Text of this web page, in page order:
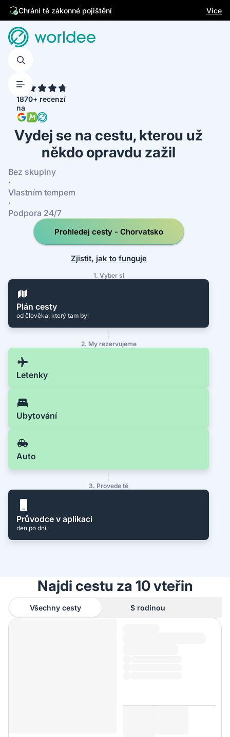
Chrání tě zákonné pojištění
Jsme česká firma Více
1870+ recenzí
na
Vydej se na cestu, kterou už
někdo opravdu zažil
Bez skupiny
·
Vlastním tempem
·
Podpora 24/7
Prohledej cesty - Chorvatsko
Zjistit, jak to funguje
1. Vyber si
Plán cesty
od člověka, který tam byl
2. My rezervujeme
Letenky
Ubytování
Auto
3. Provede tě
Průvodce v aplikaci
den po dni
Najdi cestu za 10 vteřin
Všechny cesty S rodinou